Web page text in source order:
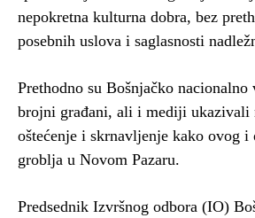
nepokretna kulturna dobra, bez
posebnih uslova i saglasnosti
Prethodno su Bošnjačko nacionalno
brojni građani, ali i mediji ukazivali
oštećenje i skrnavljenje kako ovog i
groblja u Novom Pazaru.
Predsednik Izvršnog odbora (IO)